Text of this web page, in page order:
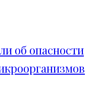
об опасности